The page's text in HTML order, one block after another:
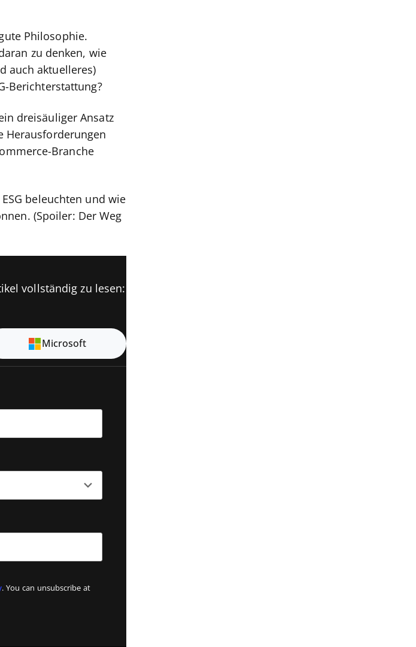
Philosophie.
zu denken, wie
auch aktuelleres)
Berichterstattung?
dreisäuliger Ansatz
Herausforderungen
Branche
beleuchten und wie
(Spoiler: Der Weg
vollständig zu lesen:
Microsoft
. You can unsubscribe at